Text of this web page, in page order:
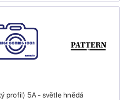
profil) 5A - světle hnědá